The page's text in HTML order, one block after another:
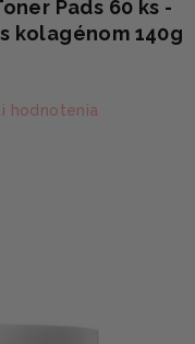
košík
Pads 60 ks -
kolagénom 140g
hodnotenia